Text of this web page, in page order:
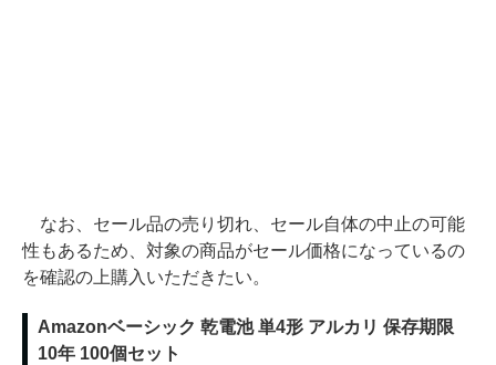
なお、セール品の売り切れ、セール自体の中止の可能
性もあるため、対象の商品がセール価格になっているの
を確認の上購入いただきたい。
Amazonベーシック 乾電池 単4形 アルカリ 保存期限
10年 100個セット